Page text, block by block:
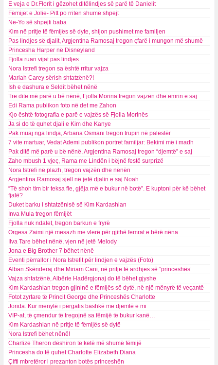
E veja e Dr.Florit i gëzohet ditëlindjes së parë të Danielit
Fëmijët e Jolie- Pitt po rriten shumë shpejt
Ne-Yo së shpejti baba
Kim në pritje të fëmijës së dyte, shijon pushimet me familjen
Pas lindjes së djalit, Argjentina Ramosaj tregon çfarë i mungon më shumë
Princesha Harper në Disneyland
Fjolla ruan vijat pas lindjes
Nora Istrefi tregon sa është rritur vajza
Mariah Carey sërish shtatzënë?!
Ish e dashura e Seldit bëhet nënë
Tre ditë më parë u bë nënë, Fjolla Morina tregon vajzën dhe emrin e saj
Edi Rama publikon foto në det me Zahon
Kjo është fotografia e parë e vajzës së Fjolla Morinës
Ja si do të quhet djali e Kim dhe Kanye
Pak muaj nga lindja, Arbana Osmani tregon trupin në palestër
7 vite martuar, Vedat Ademi publikon portret familjar: Bekimi më i madh
Pak ditë më parë u bë nënë, Argjentina Ramosaj tregon “djemtë” e saj
Zaho mbush 1 vjeç, Rama me Lindën i bëjnë festë surprizë
Nora Istrefi në plazh, tregon vajzën dhe nënën
Argjentina Ramosaj sjell në jetë djalin e saj Noah
“Të shoh tim bir teksa fle, gjëja më e bukur në botë”. E kuptoni për kë bëhet
fjalë?
Duket barku i shtatzënisë së Kim Kardashian
Inva Mula tregon fëmijët
Fjolla nuk ndalet, tregon barkun e fryrë
Orgesa Zaimi një mesazh me vlerë për gjithë femrat e bërë nëna
Ilva Tare bëhet nënë, vjen në jetë Melody
Jona e Big Brother 7 bëhet nënë
Eventi përrallor i Nora Istrefit për lindjen e vajzës (Foto)
Alban Skënderaj dhe Miriam Cani, në pritje të ardhjes së “princeshës’
Vajza shtatzënë, Albërie Hadërgjonaj do të bëhet gjyshe
Kim Kardashian tregon gjininë e fëmijës së dytë, në një mënyrë të veçantë
Fotot zyrtare të Princit George dhe Princeshës Charlotte
Jorida: Kur menytë i përgatis bashkë me djemtë e mi
VIP-at, të çmendur të tregojnë sa fëmijë të bukur kanë…
Kim Kardashian në pritje të fëmijës së dytë
Nora Istrefi bëhet nënë!
Charlize Theron dëshiron të ketë më shumë fëmijë
Princesha do të quhet Charlotte Elizabeth Diana
Çifti mbretëror i prezanton botës princeshën